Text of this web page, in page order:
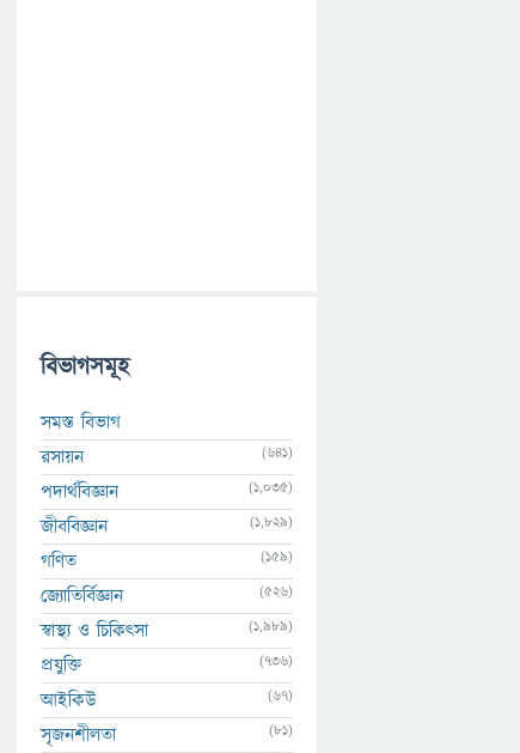
বিভাগসমূহ
সমস্ত বিভাগ
রসায়ন
(641)
পদার্থবিজ্ঞান (1,035)
জীববিজ্ঞান (1,829)
গণিত (159)
জ্যোতির্বিজ্ঞান (526)
স্বাস্থ্য ও চিকিৎসা (1,989)
প্রযুক্তি (736)
আইকিউ (67)
সৃজনশীলতা (81)